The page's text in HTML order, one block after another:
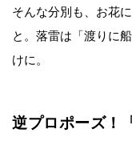
そんな分別も、お花
と。落雷は「渡りに
けに。
逆プロポーズ！